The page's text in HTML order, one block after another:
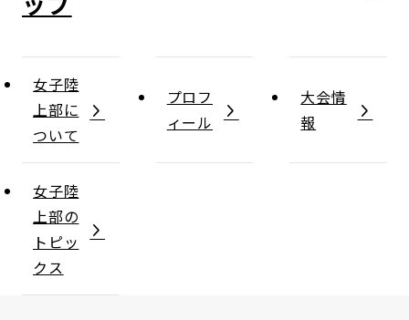
女子陸
上部に
ついて
プロフ
ィール
大会情
報
女子陸
上部の
トピッ
クス